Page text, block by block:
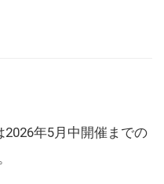
年5月中開催までの